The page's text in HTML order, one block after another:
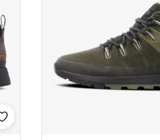
Shto në wishlist